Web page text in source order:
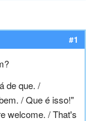
#1
de que. /
/ Que é isso!"
welcome. / That's